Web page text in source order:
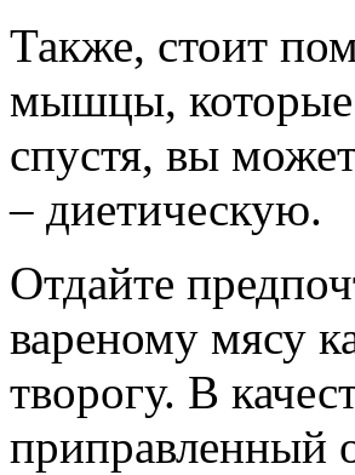
Также, стоит
мышцы, которые
спустя, вы
– диетическую.
Отдайте
вареному мясу
творогу. В
приправленный